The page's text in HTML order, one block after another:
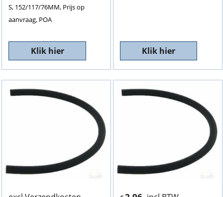
S, 152/117/76MM, Prijs op
aanvraag, POA
Klik hier Klik hier